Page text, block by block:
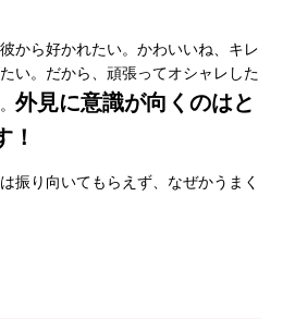
から好かれたい。かわいいね、キレ
い。だから、頑張ってオシャレした
外見に意識が向くのはと
！
振り向いてもらえず、なぜかうまく